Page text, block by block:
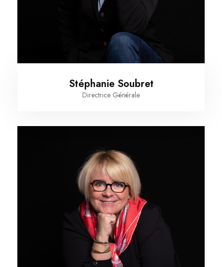
Stéphanie Soubret
Directrice Générale